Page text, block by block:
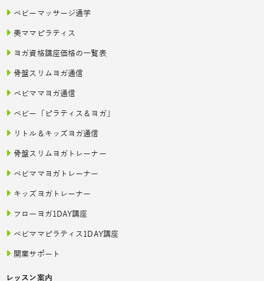
ベビーマッサージ通学
美ママピラティス
ヨガ資格講座価格の一覧表
骨盤スリムヨガ通信
ベビママヨガ通信
ベビー「ピラティス＆ヨガ」
リトル＆キッズヨガ通信
骨盤スリムヨガトレーナー
ベビママヨガトレーナー
キッズヨガトレーナー
フローヨガ1DAY講座
ベビママピラティス1DAY講座
開業サポート
レッスン案内